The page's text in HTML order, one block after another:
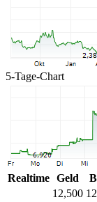
5-Tage-Chart
Realtime Geld
12,500